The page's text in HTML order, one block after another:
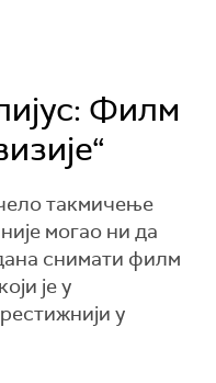
Филм
такмичење
могао ни да
снимати филм
је у
у